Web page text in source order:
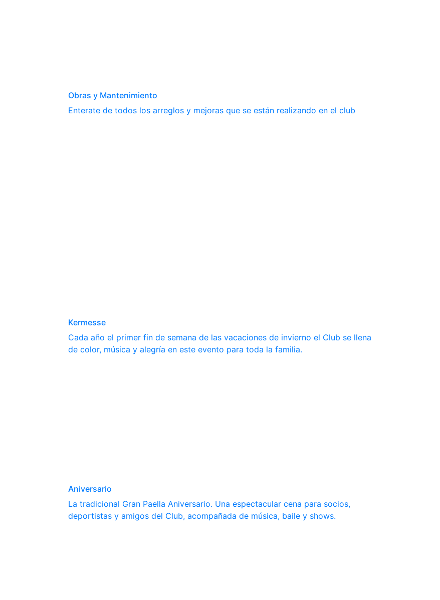
Obras y Mantenimiento
Enterate de todos los arreglos y mejoras que se están realizando en el club
Kermesse
Cada año el primer fin de semana de las vacaciones de invierno el Club se llena
de color, música y alegría en este evento para toda la familia.
Aniversario
La tradicional Gran Paella Aniversario. Una espectacular cena para socios,
deportistas y amigos del Club, acompañada de música, baile y shows.